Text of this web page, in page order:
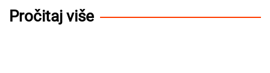
Pročitaj više